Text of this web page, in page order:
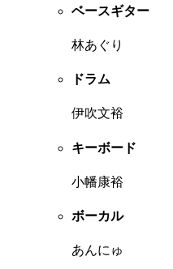
ベースギター
林あぐり
ドラム
伊吹文裕
キーボード
小幡康裕
ボーカル
あんにゅ